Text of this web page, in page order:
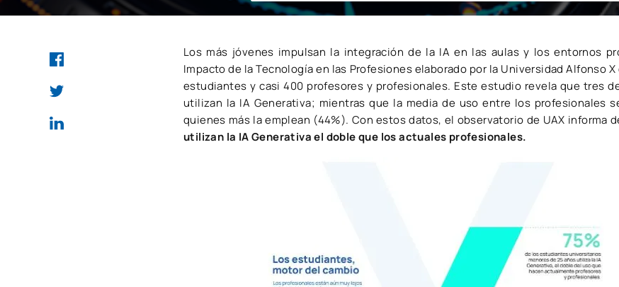
Los más jóvenes impulsan la integración de la IA en las aulas y los entornos
Impacto de la Tecnología en las Profesiones elaborado por la Universidad Alfonso
estudiantes y casi 400 profesores y profesionales. Este estudio revela que tres
utilizan la IA Generativa; mientras que la media de uso entre los profesionales
quienes más la emplean (44%). Con estos datos, el observatorio de UAX informa
utilizan la IA Generativa el doble que los actuales profesionales.